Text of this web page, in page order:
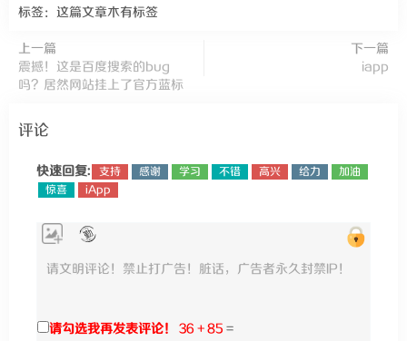
标签：这篇文章木有标签
上一篇
震撼！这是百度搜索的bug
吗？居然网站挂上了官方蓝标
下一篇
iapp
评论
快速回复: 支持 感谢 学习 不错 高兴 给力
加油
惊喜
iApp
请勾选我再发表评论！ 36 + 85 =